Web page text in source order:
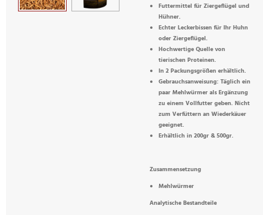
Futtermittel für Ziergeflügel und
Hühner.
Echter Leckerbissen für Ihr Huhn
oder Ziergeflügel.
Hochwertige Quelle von
tierischen Proteinen.
In 2 Packungsgrößen erhältlich.
Gebrauchsanweisung: Täglich ein
paar Mehlwürmer als Ergänzung
zu einem Vollfutter geben. Nicht
zum Verfüttern an Wiederkäuer
geeignet.
Erhältlich in 200gr & 500gr.
Zusammensetzung
Mehlwürmer
Analytische Bestandteile